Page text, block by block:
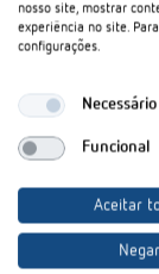
nosso site, mostrar
experiência no site.
configurações.
Necessário
Funcional
Aceitar
Negar